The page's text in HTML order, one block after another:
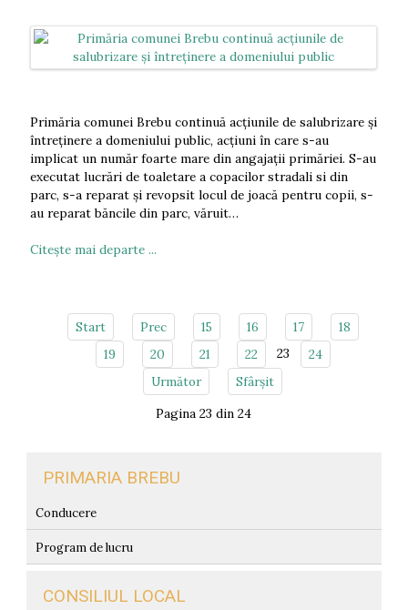
Primăria comunei Brebu continuă acțiunile de salubrizare și
întreținere a domeniului public, acțiuni în care s-au
implicat un număr foarte mare din angajații primăriei. S-au
executat lucrări de toaletare a copacilor stradali si din
parc, s-a reparat și revopsit locul de joacă pentru copii, s-
au reparat băncile din parc, văruit…
Citeşte mai departe ...
Start Prec 15 16 17
18
19
20 21 22 23
24
Următor
Sfârșit
Pagina 23 din 24
PRIMARIA BREBU
Conducere
Program de lucru
CONSILIUL LOCAL